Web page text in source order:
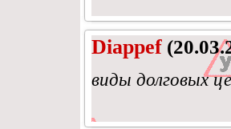
Diappef
виды долговых